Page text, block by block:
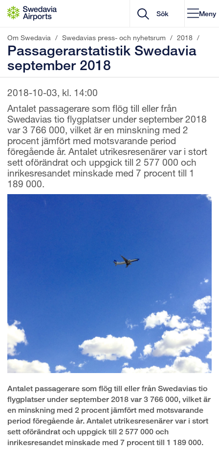
Gå till innehåll
Meny
Om Swedavia / Swedavias press- och nyhetsrum / 2018 /
Passagerarstatistik Swedavia
september 2018
2018-10-03, kl. 14:00
Antalet passagerare som flög till eller från
Swedavias tio flygplatser under september 2018
var 3 766 000, vilket är en minskning med 2
procent jämfört med motsvarande period
föregående år. Antalet utrikesresenärer var i stort
sett oförändrat och uppgick till 2 577 000 och
inrikesresandet minskade med 7 procent till 1
189 000.
Antalet passagerare som flög till eller från Swedavias tio
flygplatser under september 2018 var 3 766 000, vilket är
en minskning med 2 procent jämfört med motsvarande
period föregående år. Antalet utrikesresenärer var i stort
sett oförändrat och uppgick till 2 577 000 och
inrikesresandet minskade med 7 procent till 1 189 000.